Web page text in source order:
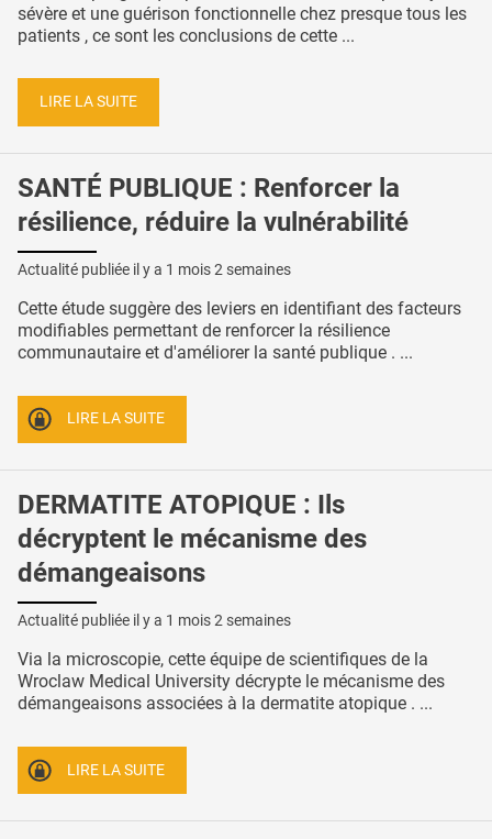
sévère et une guérison fonctionnelle chez presque tous les
patients , ce sont les conclusions de cette ...
LIRE LA SUITE
SANTÉ PUBLIQUE : Renforcer la
résilience, réduire la vulnérabilité
Actualité publiée il y a 1 mois 2 semaines
Cette étude suggère des leviers en identifiant des facteurs
modifiables permettant de renforcer la résilience
communautaire et d'améliorer la santé publique . ...
LIRE LA SUITE
DERMATITE ATOPIQUE : Ils
décryptent le mécanisme des
démangeaisons
Actualité publiée il y a 1 mois 2 semaines
Via la microscopie, cette équipe de scientifiques de la
Wroclaw Medical University décrypte le mécanisme des
démangeaisons associées à la dermatite atopique . ...
LIRE LA SUITE